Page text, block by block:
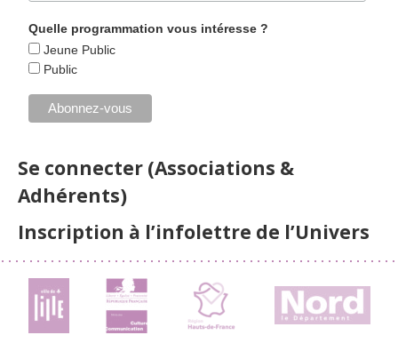
Quelle programmation vous intéresse ?
Jeune Public
Public
Se connecter (Associations &
Adhérents)
Inscription à l’infolettre de l’Univers